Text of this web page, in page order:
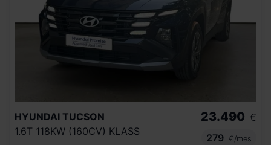
HYUNDAI TUCSON
1.6T 118KW (160CV) KLASS
23.490 €
279
€/mes